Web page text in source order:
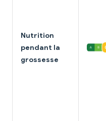
Nutrition
pendant la
grossesse